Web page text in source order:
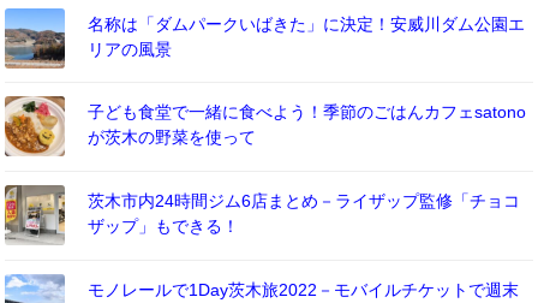
名称は「ダムパークいばきた」に決定！安威川ダム公園エ
リアの風景
子ども食堂で一緒に食べよう！季節のごはんカフェsatono
が茨木の野菜を使って
茨木市内24時間ジム6店まとめ－ライザップ監修「チョコ
ザップ」もできる！
モノレールで1Day茨木旅2022－モバイルチケットで週末